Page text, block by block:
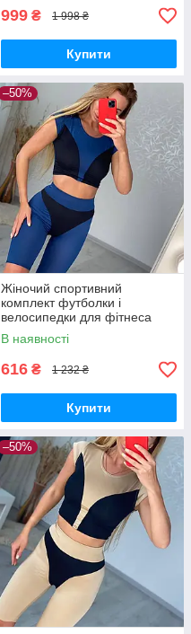
999 ₴ 1 998 ₴
Купити
–50%
Жіночий спортивний
комплект футболки і
велосипедки для фітнеса
синій
В наявності
616 ₴ 1 232 ₴
Купити
–50%